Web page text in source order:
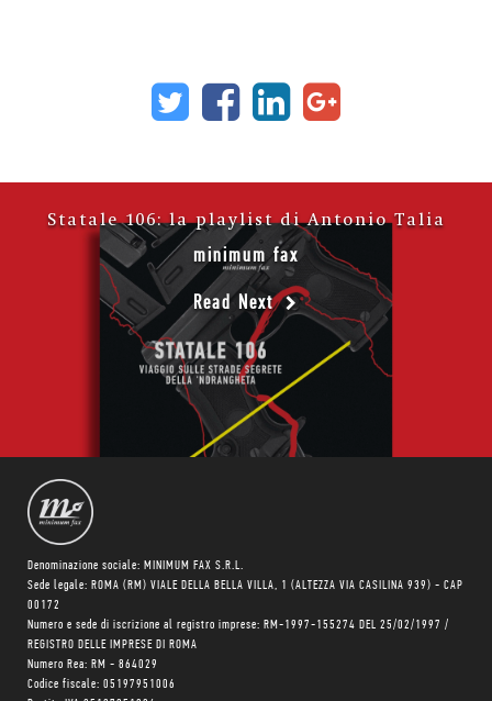
Statale 106: la playlist di Antonio Talia
minimum fax
Read Next
Denominazione sociale: MINIMUM FAX S.R.L.
Sede legale: ROMA (RM) VIALE DELLA BELLA VILLA, 1 (ALTEZZA VIA CASILINA 939) - CAP
00172
Numero e sede di iscrizione al registro imprese: RM-1997-155274 DEL 25/02/1997 /
REGISTRO DELLE IMPRESE DI ROMA
Numero Rea: RM - 864029
Codice fiscale: 05197951006